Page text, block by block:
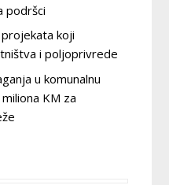
podršci
koji
i poljoprivrede
u komunalnu
KM za